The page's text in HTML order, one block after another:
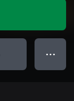
● ● ●